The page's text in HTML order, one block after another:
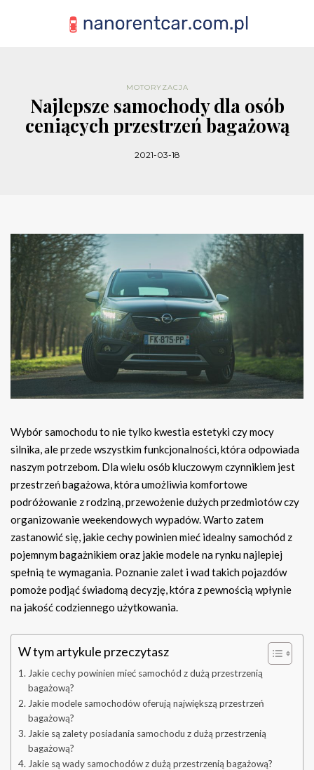
MOTORYZACJA
Najlepsze samochody dla osób
ceniących przestrzeń bagażową
2021-03-18
Wybór samochodu to nie tylko kwestia estetyki czy mocy
silnika, ale przede wszystkim funkcjonalności, która odpowiada
naszym potrzebom. Dla wielu osób kluczowym czynnikiem jest
przestrzeń bagażowa, która umożliwia komfortowe
podróżowanie z rodziną, przewożenie dużych przedmiotów czy
organizowanie weekendowych wypadów. Warto zatem
zastanowić się, jakie cechy powinien mieć idealny samochód z
pojemnym bagażnikiem oraz jakie modele na rynku najlepiej
spełnią te wymagania. Poznanie zalet i wad takich pojazdów
pomoże podjąć świadomą decyzję, która z pewnością wpłynie
na jakość codziennego użytkowania.
W tym artykule przeczytasz
Jakie cechy powinien mieć samochód z dużą przestrzenią
bagażową?
Jakie modele samochodów oferują największą przestrzeń
bagażową?
Jakie są zalety posiadania samochodu z dużą przestrzenią
bagażową?
Jakie są wady samochodów z dużą przestrzenią bagażową?